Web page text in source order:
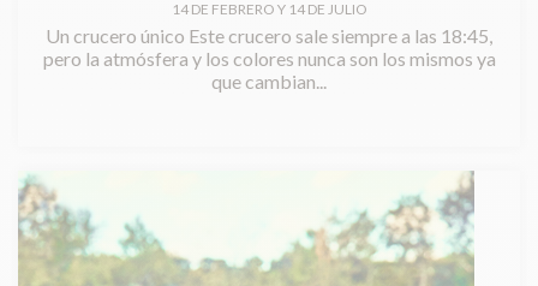
14 DE FEBRERO Y 14 DE JULIO
Un crucero único Este crucero sale siempre a las 18:45,
pero la atmósfera y los colores nunca son los mismos ya
que cambian...